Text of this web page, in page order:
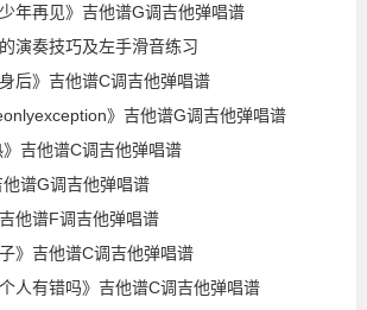
年再见》吉他谱G调吉他弹唱谱
演奏技巧及左手滑音练习
后》吉他谱C调吉他弹唱谱
》吉他谱G调吉他弹唱谱
吉他谱C调吉他弹唱谱
谱G调吉他弹唱谱
他谱F调吉他弹唱谱
》吉他谱C调吉他弹唱谱
人有错吗》吉他谱C调吉他弹唱谱